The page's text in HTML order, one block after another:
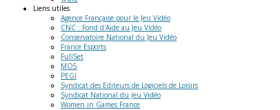
Liens utiles
Agence Française pour le Jeu Vidéo
CNC : Fond d'Aide au Jeu Vidéo
Conservatoire National du Jeu Vidéo
France Esports
FullSet
MO5
PEGI
Syndicat des Editeurs de Logiciels de Loisirs
Syndicat National du Jeu Vidéo
Women in Games France